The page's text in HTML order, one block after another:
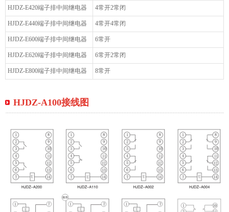
HJDZ-E420端子排中间继电器 4常开2常闭
HJDZ-E440端子排中间继电器 4常开4常闭
HJDZ-E600端子排中间继电器 6常开
HJDZ-E620端子排中间继电器 6常开2常闭
HJDZ-E800端子排中间继电器 8常开
HJDZ-A100接线图